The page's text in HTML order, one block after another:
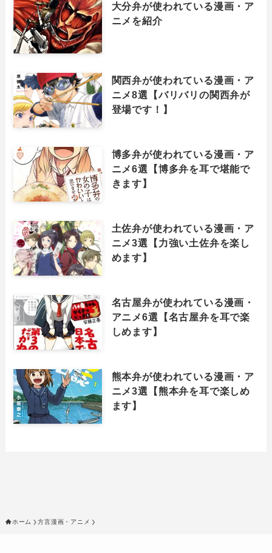
大分弁が使われている漫画・ア
ニメを紹介
関西弁が使われている漫画・ア
ニメ8選【バリバリの関西弁が
登場です！】
博多弁が使われている漫画・ア
ニメ6選【博多弁を耳で堪能で
きます】
土佐弁が使われている漫画・ア
ニメ3選【力強い土佐弁を楽し
めます】
名古屋弁が使われている漫画・
アニメ6選【名古屋弁を耳で楽
しめます】
熊本弁が使われている漫画・ア
ニメ3選【熊本弁を耳で楽しめ
ます】
ホーム 方言漫画・アニメ